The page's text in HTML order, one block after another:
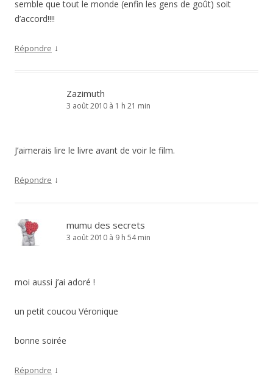
semble que tout le monde (enfin les gens de goût) soit
d’accord!!!!
Répondre ↓
Zazimuth
3 août 2010 à 1 h 21 min
J’aimerais lire le livre avant de voir le film.
Répondre ↓
mumu des secrets
3 août 2010 à 9 h 54 min
moi aussi j’ai adoré !
un petit coucou Véronique
bonne soirée
Répondre ↓